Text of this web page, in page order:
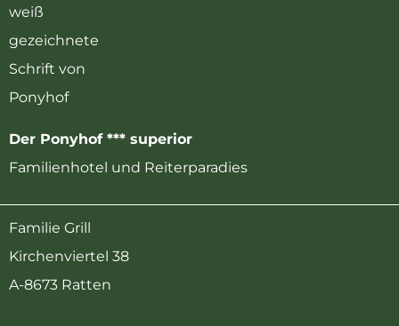
Der Ponyhof *** superior
Familienhotel und Reiterparadies
Familie Grill
Kirchenviertel 38
A-8673 Ratten